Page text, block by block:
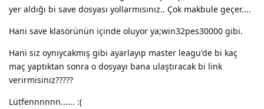
yer aldığı bi save dosyası yollarmısınız.. Çok makbule geçer....
Hani save klasörünün içinde oluyor ya;win32pes30000 gibi.
Hani siz oynıycakmış gibi ayarlayıp master leagu'de bi kaç
maç yaptıktan sonra o dosyayı bana ulaştıracak bi link
verirmisiniz?????
Lütfennnnnn...... :(